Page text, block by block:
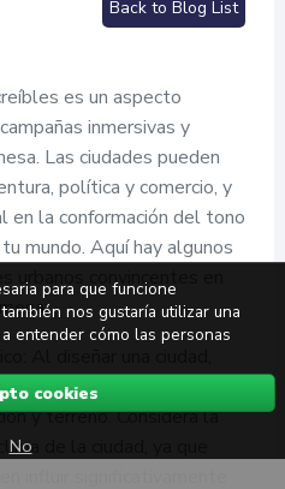
Back to Blog List
es un aspecto
inmersivas y
Las ciudades pueden
política y comercio, y
en la conformación del tono
mundo. Aquí hay algunos
urbanos convincentes en
Al diseñar una ciudad,
fundamentales,
y terreno. Considera la
de la ciudad, ya que
influir significativamente
para que funcione
nos gustaría utilizar una
entender cómo las personas
cookies
No